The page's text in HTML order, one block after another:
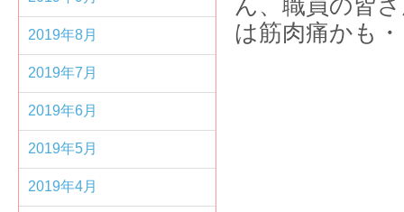
ん、職員の皆
は筋肉痛かも
2019年8月
2019年7月
2019年6月
2019年5月
2019年4月